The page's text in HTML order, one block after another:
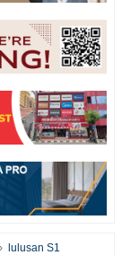
› lulusan S1